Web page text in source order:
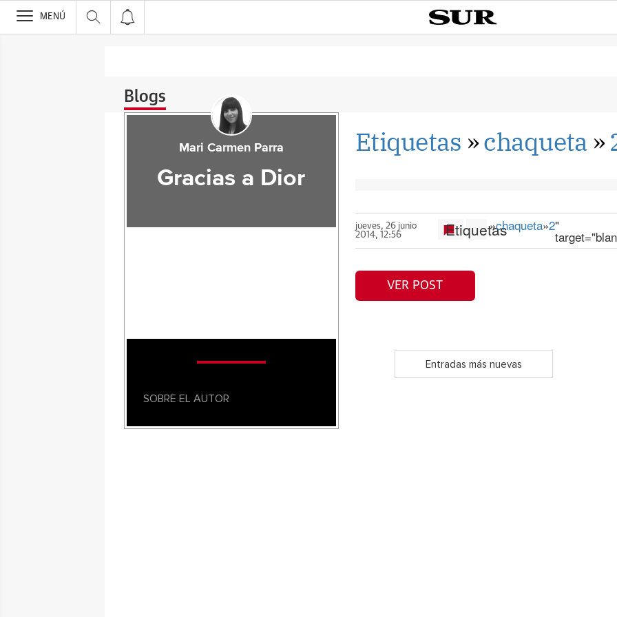
>
MENÚ
Blogs
Etiquetas »chaqueta »
jueves, 26 junio
2014, 12:56
Etiquetas
»chaqueta»2"
VER POST
Entradas más nuevas
Mari Carmen Parra
Gracias a Dior
SOBRE EL AUTOR